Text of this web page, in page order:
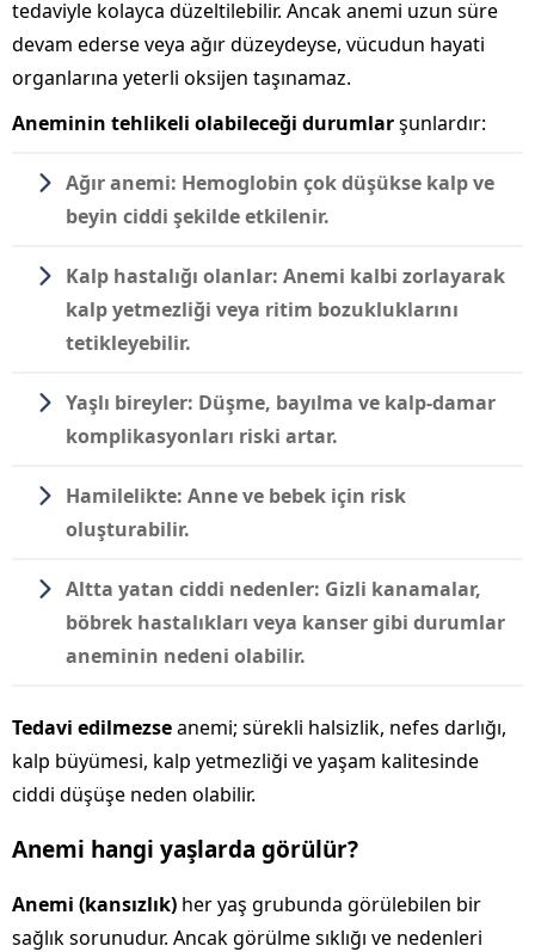
tedaviyle kolayca düzeltilebilir. Ancak anemi uzun süre
devam ederse veya ağır düzeydeyse, vücudun hayati
organlarına yeterli oksijen taşınamaz.
Aneminin tehlikeli olabileceği durumlarşunlardır:
Ağır anemi: Hemoglobin çok düşükse kalp ve
beyin ciddi şekilde etkilenir.
Kalp hastalığı olanlar: Anemi kalbi zorlayarak
kalp yetmezliği veya ritim bozukluklarını
tetikleyebilir.
Yaşlı bireyler: Düşme, bayılma ve kalp-damar
komplikasyonları riski artar.
Hamilelikte: Anne ve bebek için risk
oluşturabilir.
Altta yatan ciddi nedenler: Gizli kanamalar,
böbrek hastalıkları veya kanser gibi durumlar
aneminin nedeni olabilir.
Tedavi edilmezseanemi; sürekli halsizlik, nefes darlığı,
kalp büyümesi, kalp yetmezliği ve yaşam kalitesinde
ciddi düşüşe neden olabilir.
Anemi hangi yaşlarda görülür?
Anemi (kansızlık) her yaş grubunda görülebilen bir
sağlık sorunudur. Ancak görülme sıklığı ve nedenleri